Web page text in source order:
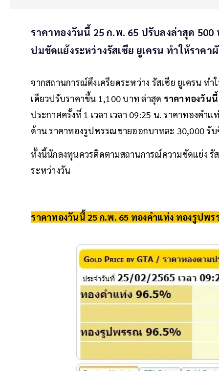
ราคาทองวันนี้ 25 ก.พ. 65 ปรับลงล่าสุด
ปมขัดแย้งระหว่างรัสเซีย ยูเครน ทำให้ราคา
จากสถานการณ์ตึงเครียดระหว่าง รัสเซีย ยูเครน
เดียวปรับราคาขึ้น 1,100 บาท ล่าสุด ราคาทองวันนี้
ประกาศครั้งที่ 1 เวลา เวลา 09:25 น. ราคาทองค
ด้าน ราคาทองรูปพรรณขายออกบาทละ 30,000 รั
ทั้งนี้นักลงทุนควรติดตามสถานการณ์ความขัดแย่ง รั
ระหว่างวัน
ราคาทองวันนี้ 25 ก.พ. 65 ทองคำแท่ง ทองรูปพ